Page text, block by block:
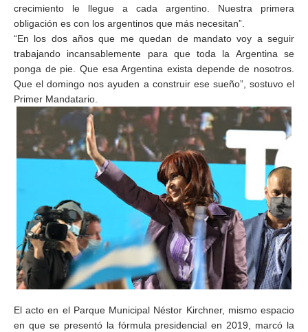
crecimiento le llegue a cada argentino. Nuestra primera
obligación es con los argentinos que más necesitan”.
“En los dos años que me quedan de mandato voy a seguir
trabajando incansablemente para que toda la Argentina se
ponga de pie. Que esa Argentina exista depende de nosotros.
Que el domingo nos ayuden a construir ese sueño”, sostuvo el
Primer Mandatario.
El acto en el Parque Municipal Néstor Kirchner, mismo espacio
en que se presentó la fórmula presidencial en 2019, marcó la